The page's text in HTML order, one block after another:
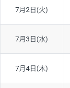
HUF/JPY
ZAR/JPY
MXN/JPY
GBP/USD
7月2日(火)
7月3日(水)
7月4日(木)